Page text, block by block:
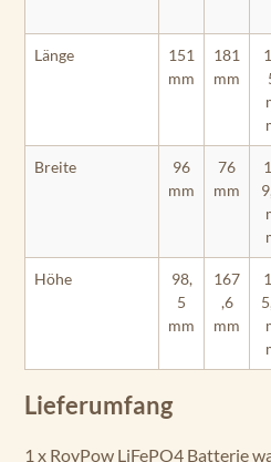
Länge
151
mm
181
mm
Breite
96
mm
76
mm
Höhe
98,
5
mm
167
,6
mm
Lieferumfang
1 x RoyPow LiFePO4 Batterie